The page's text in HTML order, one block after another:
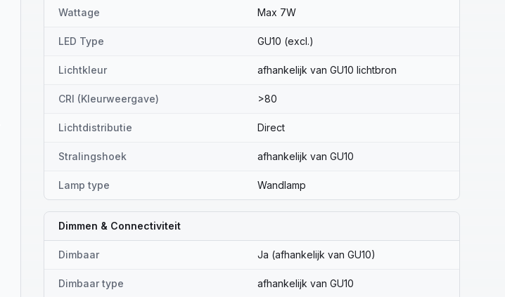
Wattage Max 7W
LED Type GU10 (excl.)
Lichtkleur afhankelijk van GU10 lichtbron
CRI (Kleurweergave) >80
Lichtdistributie Direct
Stralingshoek afhankelijk van GU10
Lamp type Wandlamp
Dimmen & Connectiviteit
Dimbaar Ja (afhankelijk van GU10)
Dimbaar type afhankelijk van GU10